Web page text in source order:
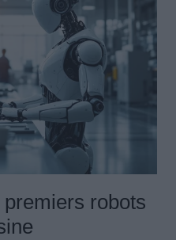
robots